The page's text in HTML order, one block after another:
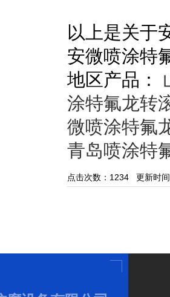
以上是关于
安微喷涂特
地区产品：
涂特氟龙转
微喷涂特氟
青岛喷涂特
点击次数： 1234 更新时